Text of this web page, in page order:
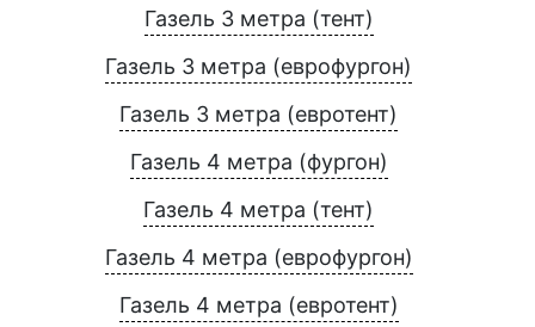
Газель 3 метра (тент)
Газель 3 метра (еврофургон)
Газель 3 метра (евротент)
Газель 4 метра (фургон)
Газель 4 метра (тент)
Газель 4 метра (еврофургон)
Газель 4 метра (евротент)